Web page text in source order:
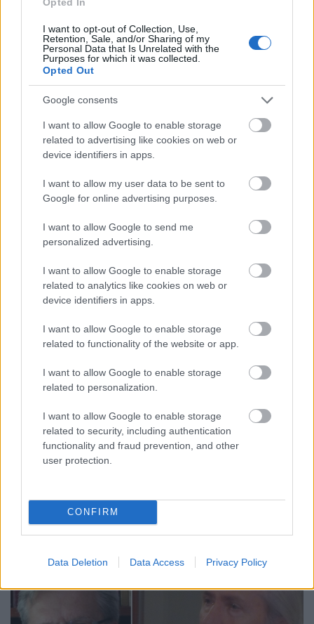
I want to opt-out of Collection, Use,
Retention, Sale, and/or Sharing of my
Personal Data that Is Unrelated with the
Purposes for which it was collected.
Opted Out
Google consents
I want to allow Google to enable storage
related to advertising like cookies on web or
device identifiers in apps.
I want to allow my user data to be sent to
Google for online advertising purposes.
I want to allow Google to send me
personalized advertising.
I want to allow Google to enable storage
related to analytics like cookies on web or
device identifiers in apps.
I want to allow Google to enable storage
related to functionality of the website or app.
I want to allow Google to enable storage
related to personalization.
I want to allow Google to enable storage
related to security, including authentication
functionality and fraud prevention, and other
user protection.
CONFIRM
Data Deletion Data Access Privacy Policy
920. BEKIÁLTÁS: Elbitorolták a
baloldaliságot
Kabai Domokos Lajos•2021. szeptember 05.
rendszerkritika – állítja a Corvinusról eltávolított
Böröcz József. A modern baloldaliság kiskátéját
tartja kezében az olvasó, ha egyáltalán tud a
létezéséről, s ha egyáltalan meg tudja szerezni.
Sietve leszögezem: a Debrecenben, majd az USA-
ban, a…